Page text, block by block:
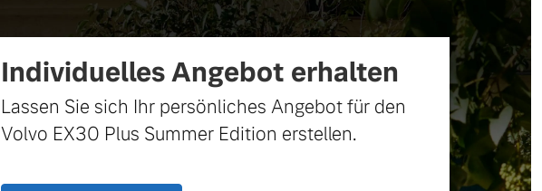
Individuelles Angebot erhalten
Lassen Sie sich Ihr persönliches Angebot für den
Volvo EX30 Plus Summer Edition erstellen.